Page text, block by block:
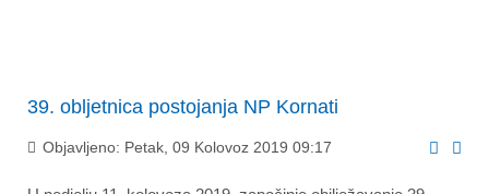
39. obljetnica postojanja NP Kornati
Objavljeno: Petak, 09 Kolovoz 2019 09:17